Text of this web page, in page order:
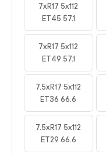
7xR17 5x112
ET45 57.1
7xR17 5x112
ET49 57.1
7.5xR17 5x112
ET36 66.6
7.5xR17 5x112
ET29 66.6